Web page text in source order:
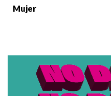
Mujer